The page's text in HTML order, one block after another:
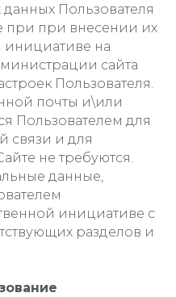
Пользователя
при при внесении их
инициативе на
сайта
Пользователя.
почты и\или
Пользователем для
связи и для
не требуются.
данные,
инициативе с
разделов и